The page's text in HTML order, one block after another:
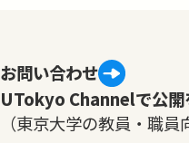
お問い合わせ
UTokyo Channelで公開
（東京大学の教員・職員